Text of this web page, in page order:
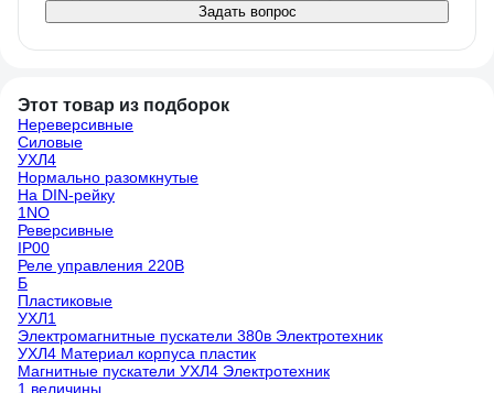
Задать вопрос
Этот товар из подборок
Нереверсивные
Силовые
УХЛ4
Нормально разомкнутые
На DIN-рейку
1NO
Реверсивные
IP00
Реле управления 220В
Б
Пластиковые
УХЛ1
Электромагнитные пускатели 380в Электротехник
УХЛ4 Материал корпуса пластик
Магнитные пускатели УХЛ4 Электротехник
1 величины